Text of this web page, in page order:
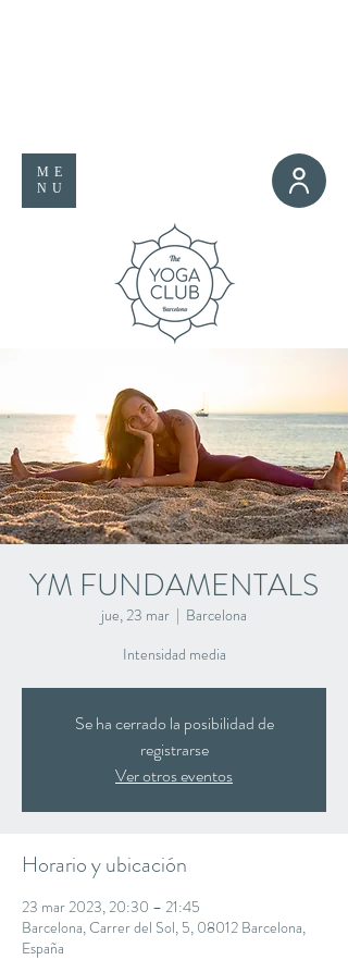
ME
NU
YM FUNDAMENTALS
jue, 23 mar
  |
Barcelona
Intensidad media
Se ha cerrado la posibilidad de
registrarse
Ver otros eventos
Horario y ubicación
23 mar 2023, 20:30 – 21:45
Barcelona, Carrer del Sol, 5, 08012 Barcelona,
España